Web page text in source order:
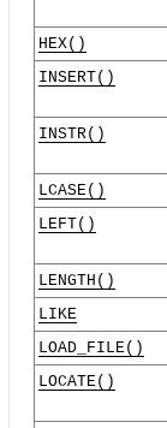
HEX()
INSERT()
INSTR()
LCASE()
LEFT()
LENGTH()
LIKE
LOAD_FILE()
LOCATE()